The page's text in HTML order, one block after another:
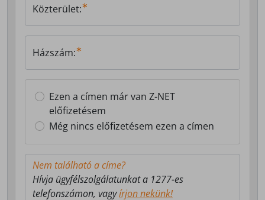
Közterület:
Házszám:
Ezen a címen már van Z-NET
előfizetésem
Még nincs előfizetésem ezen a címen
Nem található a címe?
Hívja ügyfélszolgálatunkat a 1277-es
telefonszámon, vagyírjon nekünk!